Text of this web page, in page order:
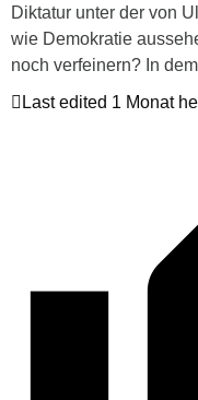
Diktatur unter der von
wie Demokratie
noch verfeinern? In
Last edited 1 Monat